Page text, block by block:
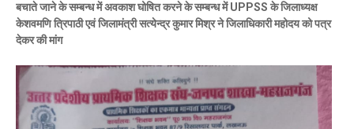
बचाते जाने के सम्बन्ध में अवकाश घोषित करने के सम्बन्ध में UPPSS के जिलाध्यक्ष
केशवमणि त्रिपाठी एवं जिलामंत्री सत्येन्द्र कुमार मिश्र ने जिलाधिकारी महोदय को पत्र
देकर की मांग